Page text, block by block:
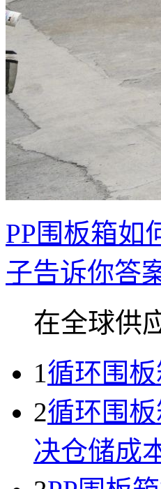
PP围板箱如
子告诉你答
在全球供
1循环围
2循环围
决仓储成